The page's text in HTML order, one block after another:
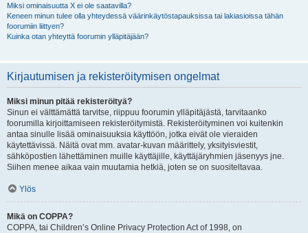
Miksi ominaisuutta X ei ole saatavilla?
Keneen minun tulee olla yhteydessä väärinkäytöstapauksissa tai lakiasioissa tähän
foorumiin liittyen?
Kuinka otan yhteyttä foorumin ylläpitäjään?
Kirjautumisen ja rekisteröitymisen ongelmat
Miksi minun pitää rekisteröityä?
Sinun ei välttämättä tarvitse, riippuu foorumin ylläpitäjästä, tarvitaanko
foorumilla kirjoittamiseen rekisteröitymistä. Rekisteröityminen voi kuitenkin
antaa sinulle lisää ominaisuuksia käyttöön, jotka eivät ole vieraiden
käytettävissä. Näitä ovat mm. avatar-kuvan määrittely, yksityisviestit,
sähköpostien lähettäminen muille käyttäjille, käyttäjäryhmien jäsenyys jne.
Siihen menee aikaa vain muutamia hetkiä, joten se on suositeltavaa.
Ylös
Mikä on COPPA?
COPPA, tai Children’s Online Privacy Protection Act of 1998, on